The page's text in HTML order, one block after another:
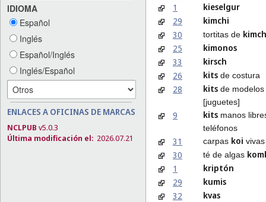
IDIOMA
Español
Inglés
Español/Inglés
Inglés/Español
ENLACES A OFICINAS DE MARCAS
NCLPUB v5.0.3
Última modificación el: 2026.07.21
1
kieselgur
29
kimchi
30
tortitas de
25
kimonos
33
kirsch
26
kits de costura
28 kits de
[juguetes]
9 kits manos
teléfonos
31 carpas koi vivas
30 té de algas
1
kriptón
29
kumis
32
kvas